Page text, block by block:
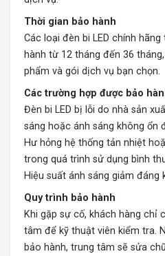
Thời gian bảo hành
Các loại đèn bi LED chính
hành từ 12 tháng đến 36
phẩm và gói dịch vụ bạn chọn.
Các trường hợp được bảo
Đèn bi LED bị lỗi do nhà sản
sáng hoặc ánh sáng không ổn
Hư hỏng hệ thống tản nhiệt
trong quá trình sử dụng bình
Hiệu suất ánh sáng giảm đáng
Quy trình bảo hành
Khi gặp sự cố, khách hàng chỉ
tâm để kỹ thuật viên kiểm tra.
bảo hành, trung tâm sẽ sửa